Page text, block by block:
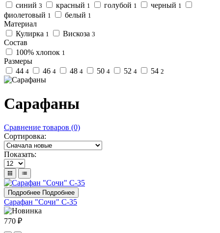
синий 3 красный 1 голубой 1 черный 1
фиолетовый 1 белый 1
Материал
Кулирка 1 Вискоза 3
Состав
100% хлопок 1
Размеры
44 4 46 4 48 4 50 4 52 4 54 2
Сарафаны
Сравнение товаров (0)
Сортировка:
Показать:
Подробнее Подробнее
Сарафан "Сочи" С-35
770 ₽